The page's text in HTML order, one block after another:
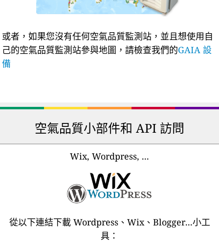
或者，如果您沒有任何空氣品質監測站，並且想使用自
己的空氣品質監測站參與地圖，請檢查我們的GAIA 設
備
空氣品質小部件和 API 訪問
Wix, Wordpress, ...
從以下連結下載 Wordpress、Wix、Blogger...小工
具：